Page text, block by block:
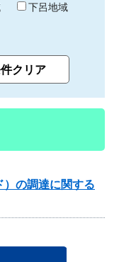
下呂地域
）の調達に関する